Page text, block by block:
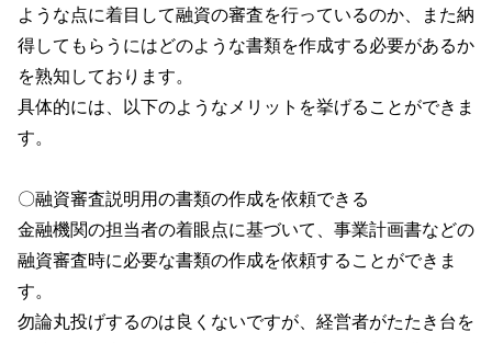
ような点に着目して融資の審査を行っているのか、また納
得してもらうにはどのような書類を作成する必要があるか
を熟知しております。
具体的には、以下のようなメリットを挙げることができま
す。
〇融資審査説明用の書類の作成を依頼できる
金融機関の担当者の着眼点に基づいて、事業計画書などの
融資審査時に必要な書類の作成を依頼することができま
す。
勿論丸投げするのは良くないですが、経営者がたたき台を